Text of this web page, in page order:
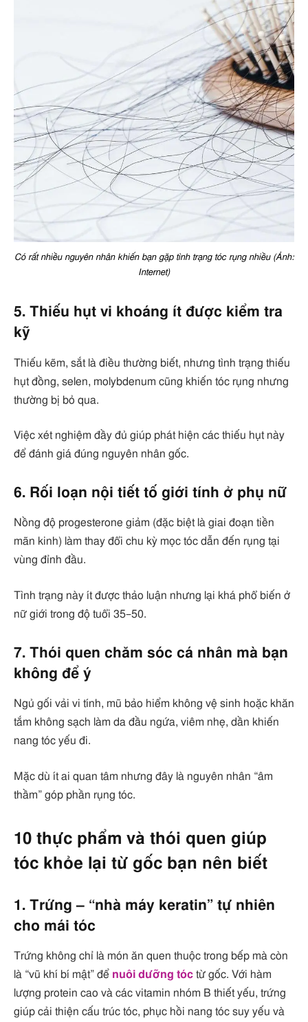
Có rất nhiều nguyên nhân khiến bạn gặp tình trạng tóc rụng nhiều (Ảnh:
Internet)
5. Thiếu hụt vi khoáng ít được kiểm tra
kỹ
Thiếu kẽm, sắt là điều thường biết, nhưng tình trạng thiếu
hụt đồng, selen, molybdenum cũng khiến tóc rụng nhưng
thường bị bỏ qua.
Việc xét nghiệm đầy đủ giúp phát hiện các thiếu hụt này
để đánh giá đúng nguyên nhân gốc.
6. Rối loạn nội tiết tố giới tính ở phụ nữ
Nồng độ progesterone giảm (đặc biệt là giai đoạn tiền
mãn kinh) làm thay đổi chu kỳ mọc tóc dẫn đến rụng tại
vùng đỉnh đầu.
Tình trạng này ít được thảo luận nhưng lại khá phổ biến ở
nữ giới trong độ tuổi 35–50.
7. Thói quen chăm sóc cá nhân mà bạn
không để ý
Ngủ gối vải vi tính, mũ bảo hiểm không vệ sinh hoặc khăn
tắm không sạch làm da đầu ngứa, viêm nhẹ, dần khiến
nang tóc yếu đi.
Mặc dù ít ai quan tâm nhưng đây là nguyên nhân “âm
thầm” góp phần rụng tóc.
10 thực phẩm và thói quen giúp
tóc khỏe lại từ gốc bạn nên biết
1. Trứng – “nhà máy keratin” tự nhiên
cho mái tóc
Trứng không chỉ là món ăn quen thuộc trong bếp mà còn
là “vũ khí bí mật” để nuôi dưỡng tóc từ gốc. Với hàm
lượng protein cao và các vitamin nhóm B thiết yếu, trứng
giúp cải thiện cấu trúc tóc, phục hồi nang tóc suy yếu và